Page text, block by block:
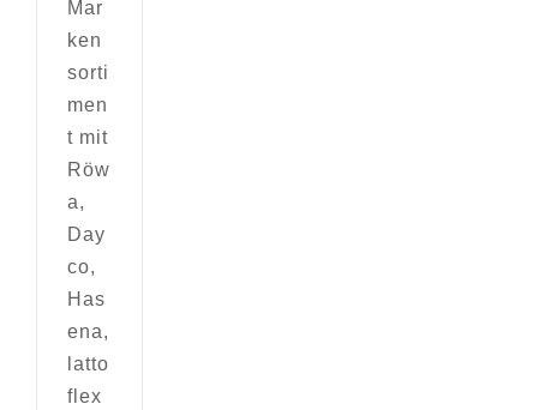
Mar
ken
sorti
men
t mit
Röw
a,
Day
co,
Has
ena,
latto
flex